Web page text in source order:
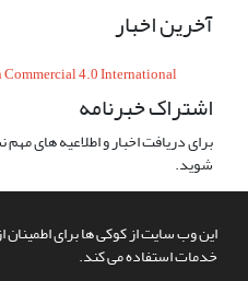
این وب سایت از کوکی ها برای اطمینان
خدمات استفاده می کند.
آخرین اخبار
4.0 International
اشتراک خبرنامه
برای دریافت اخبار و اطلاعیه های
شوید.